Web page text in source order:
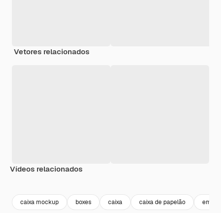
Vetores relacionados
Vídeos relacionados
caixa mockup boxes caixa caixa de papelão